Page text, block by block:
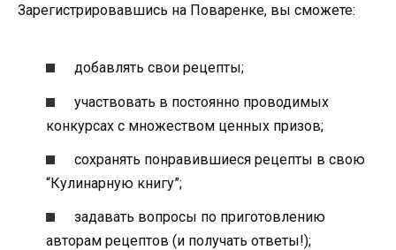
Зарегистрировавшись на Поваренке, вы сможете:
добавлять свои рецепты;
участвовать в постоянно проводимых
конкурсах c множеством ценных призов;
сохранять понравившиеся рецепты в свою
“Кулинарную книгу”;
задавать вопросы по приготовлению
авторам рецептов (и получать ответы!);